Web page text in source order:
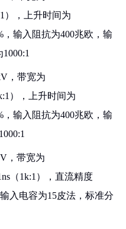
），上升时间为
，输入阻抗为400兆欧，输
，带宽为
），上升时间为
，输入阻抗为400兆欧，输
，带宽为
（1k:1），直流精度
入电容为15皮法，标准分